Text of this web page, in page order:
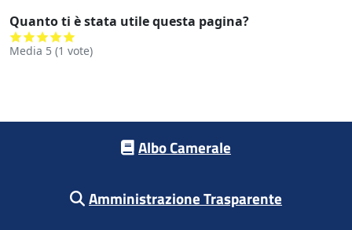
Quanto ti è stata utile questa pagina?
Media 5 (1 vote)
Albo Camerale
Amministrazione Trasparente